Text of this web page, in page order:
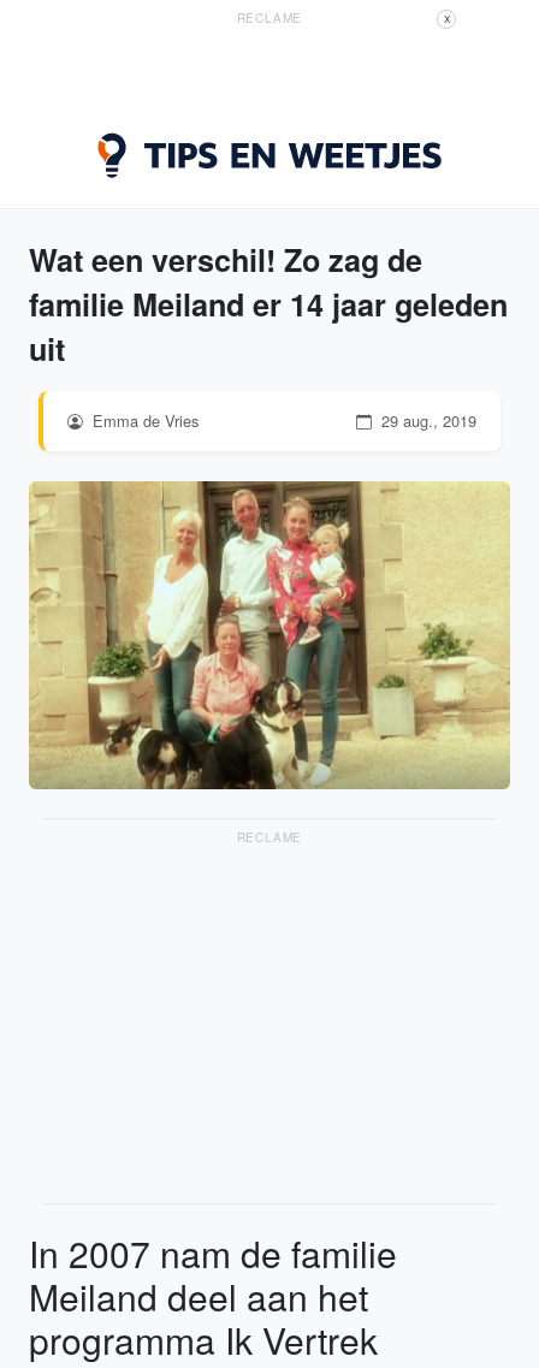
RECLAME X
Wat een verschil! Zo zag de
familie Meiland er 14 jaar geleden
uit
Emma de Vries 29 aug., 2019
RECLAME
In 2007 nam de familie
Meiland deel aan het
programma Ik Vertrek